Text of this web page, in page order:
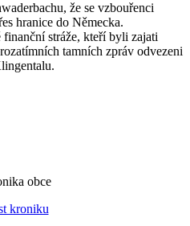
že se vzbouřenci
hranice do Německa.
stráže, kteří byli zajati
tamních zpráv odvezeni
kroniku